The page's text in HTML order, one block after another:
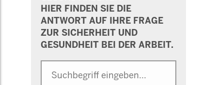
HIER FINDEN SIE DIE
ANTWORT AUF IHRE FRAGE
ZUR SICHERHEIT UND
GESUNDHEIT BEI DER ARBEIT.